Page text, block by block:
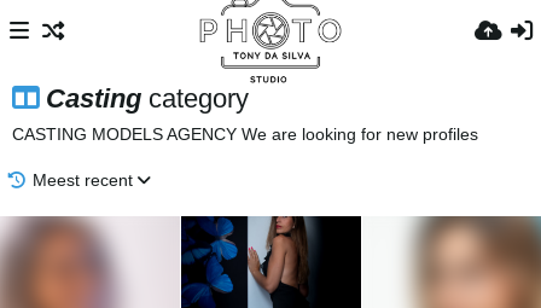
Casting category
CASTING MODELS AGENCY We are looking for new profiles
Meest recent